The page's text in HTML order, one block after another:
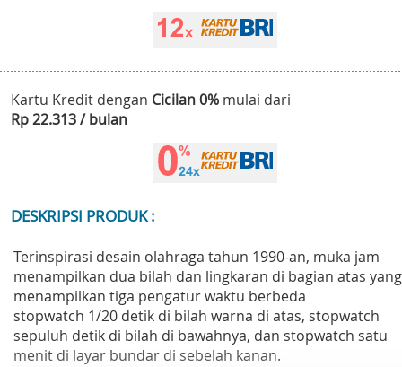
Kartu Kredit dengan Cicilan 0% mulai dari
Rp 22.313 / bulan
DESKRIPSI PRODUK :
Terinspirasi desain olahraga tahun 1990-an, muka jam
menampilkan dua bilah dan lingkaran di bagian atas yang
menampilkan tiga pengatur waktu berbeda
stopwatch 1/20 detik di bilah warna di atas, stopwatch
sepuluh detik di bilah di bawahnya, dan stopwatch satu
menit di layar bundar di sebelah kanan.